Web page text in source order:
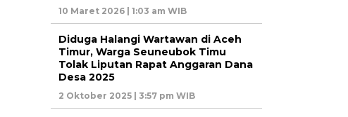
10 Maret 2026 | 1:03 am WIB
Diduga Halangi Wartawan di Aceh
Timur, Warga Seuneubok Timu
Tolak Liputan Rapat Anggaran Dana
Desa 2025
2 Oktober 2025 | 3:57 pm WIB